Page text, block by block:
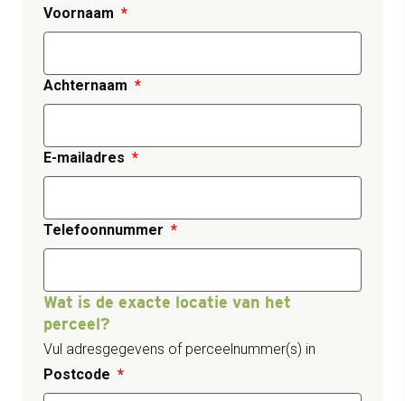
Voornaam
Achternaam
E-mailadres
Telefoonnummer
Wat is de exacte locatie van het
perceel?
Vul adresgegevens of perceelnummer(s) in
Postcode